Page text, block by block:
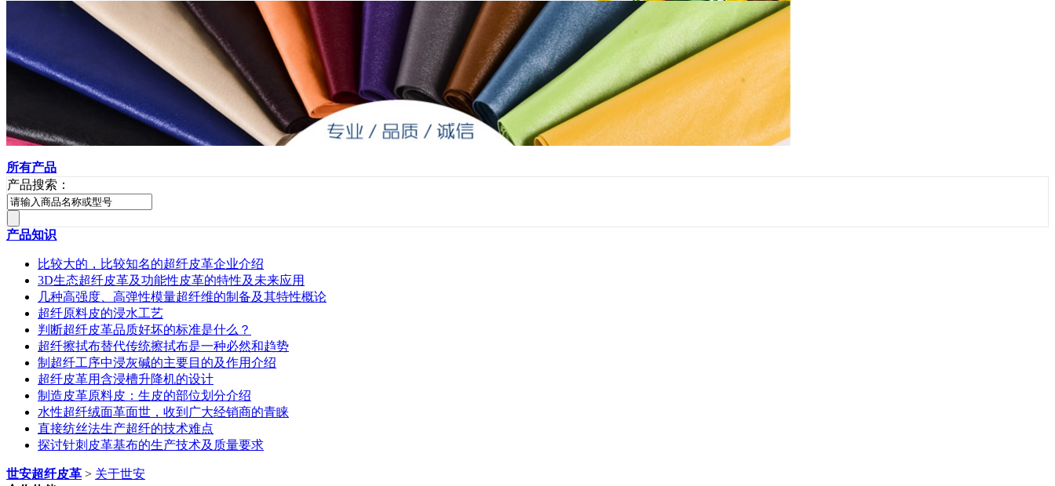
所有产品
产品搜索：
产品知识
比较大的，比较知名的超纤皮革企业介绍
3D生态超纤皮革及功能性皮革的特性及未来应用
几种高强度、高弹性模量超纤维的制备及其特性概论
超纤原料皮的浸水工艺
判断超纤皮革品质好坏的标准是什么？
超纤擦拭布替代传统擦拭布是一种必然和趋势
制超纤工序中浸灰碱的主要目的及作用介绍
超纤皮革用含浸槽升降机的设计
制造皮革原料皮：生皮的部位划分介绍
水性超纤绒面革面世，收到广大经销商的青睐
直接纺丝法生产超纤的技术难点
探讨针刺皮革基布的生产技术及质量要求
世安超纤皮革 > 关于世安